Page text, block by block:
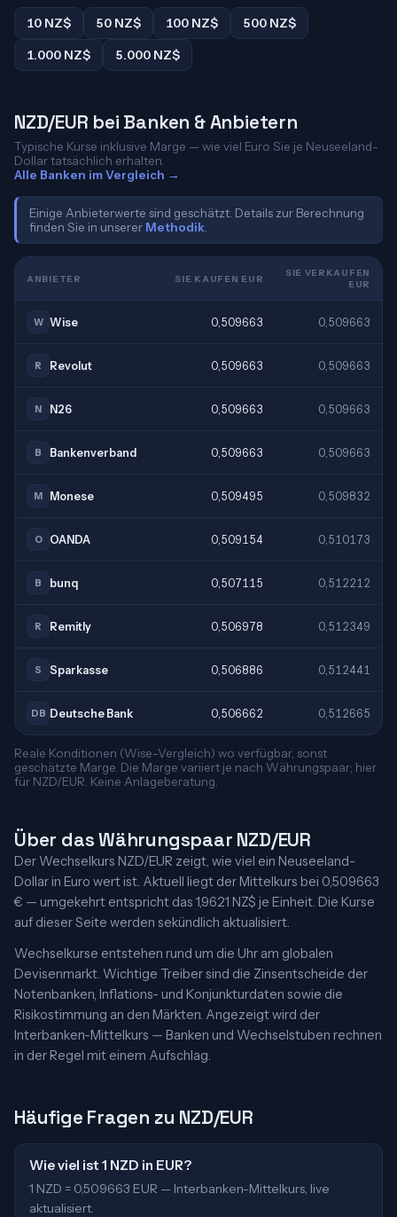
10 NZ$ 50 NZ$ 100 NZ$
500 NZ$
1.000 NZ$
5.000 NZ$
NZD/EUR bei Banken & Anbietern
Typische Kurse inklusive Marge — wie viel Euro Sie je Neuseeland-
Dollar tatsächlich erhalten.
Alle Banken im Vergleich →
Einige Anbieterwerte sind geschätzt. Details zur Berechnung
finden Sie in unserer Methodik
ANBIETER SIE KAUFEN EUR
SIE VERKAUFEN
EUR
W Wise 0,509663 0,509663
R Revolut 0,509663 0,509663
N N26 0,509663 0,509663
B Bankenverband 0,509663 0,509663
M Monese 0,509495 0,509832
O OANDA 0,509154 0,510173
B bunq 0,507115 0,512212
R Remitly 0,506978 0,512349
S Sparkasse 0,506886 0,512441
DB Deutsche Bank 0,506662 0,512665
Reale Konditionen (Wise-Vergleich) wo verfügbar, sonst
geschätzte Marge. Die Marge variiert je nach Währungspaar; hier
für NZD/EUR. Keine Anlageberatung.
Über das Währungspaar NZD/EUR
Der Wechselkurs NZD/EUR zeigt, wie viel ein Neuseeland-
Dollar in Euro wert ist. Aktuell liegt der Mittelkurs bei 0,509663
€ — umgekehrt entspricht das 1,9621 NZ$ je Einheit. Die Kurse
auf dieser Seite werden sekündlich aktualisiert.
Wechselkurse entstehen rund um die Uhr am globalen
Devisenmarkt. Wichtige Treiber sind die Zinsentscheide der
Notenbanken, Inflations- und Konjunkturdaten sowie die
Risikostimmung an den Märkten. Angezeigt wird der
Interbanken-Mittelkurs — Banken und Wechselstuben rechnen
in der Regel mit einem Aufschlag.
Häufige Fragen zu NZD/EUR
Wie viel ist 1 NZD in EUR?
1 NZD = 0,509663 EUR — Interbanken-Mittelkurs, live
aktualisiert.